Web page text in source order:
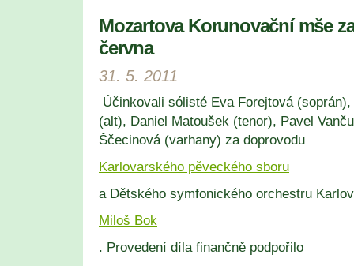
Mozartova Korunovační mše
června
31. 5. 2011
Účinkovali sólisté Eva Forejtová (soprán),
(alt), Daniel Matoušek (tenor), Pavel
Ščecinová (varhany) za doprovodu
Karlovarského pěveckého sboru
a Dětského symfonického orchestru
Miloš Bok
. Provedení díla finančně podpořilo